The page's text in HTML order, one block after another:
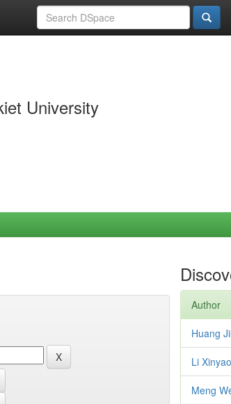
University
Author
Huang
Li Xinyao
Meng